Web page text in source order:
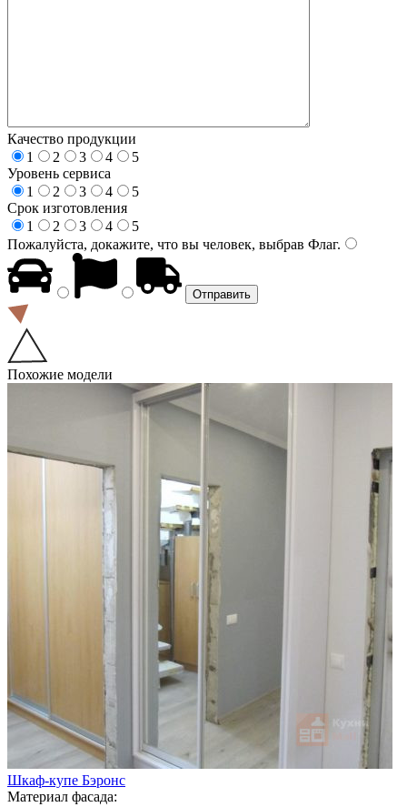
Качество продукции
1
2 3 4
5
Уровень сервиса
1
2 3 4
5
Срок изготовления
1
2 3 4
5
Пожалуйста, докажите, что вы человек, выбрав Флаг.
Похожие модели
Шкаф-купе Бэронс
Материал фасада: